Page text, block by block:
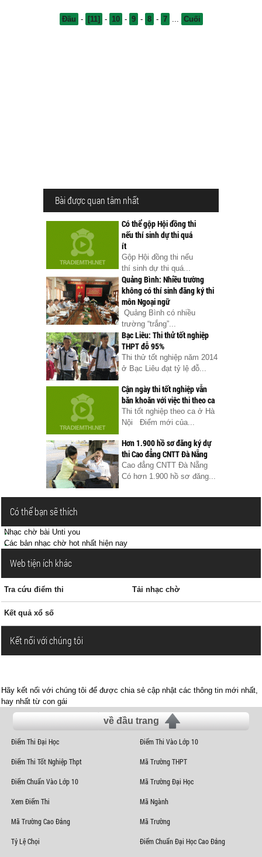
Đầu - [11] - 10 - 9 - 8 - 7 ... Cuối
Bài được quan tâm nhất
Có thể gộp Hội đồng thi
nếu thí sinh dự thi quá
ít
Gộp Hội đồng thi nếu
thí sinh dự thi quá...
Quảng Bình: Nhiều trường
không có thí sinh đăng ký thi
môn Ngoại ngữ
Quảng Bình có nhiều
trường “trắng”...
Bạc Liêu: Thi thử tốt nghiệp
THPT đỗ 95%
Thi thử tốt nghiệp năm 2014
ở Bạc Liêu đạt tỷ lệ đỗ...
Cận ngày thi tốt nghiệp vẫn
băn khoăn với việc thi theo ca
Thi tốt nghiệp theo ca ở Hà
Nội Điểm mới của...
Hơn 1.900 hồ sơ đăng ký dự
thi Cao đẳng CNTT Đà Nẵng
Cao đẳng CNTT Đà Nẵng
Có hơn 1.900 hồ sơ đăng...
Có thể bạn sẽ thích
Nhạc chờ bài Unti you
Các bản nhạc chờ hot nhất hiện nay
Web tiện ích khác
Tra cứu điểm thi Tải nhạc chờ
Kết quả xổ số
Kết nối với chúng tôi
Hãy kết nối với chúng tôi để được chia sẻ cập nhật các thông tin mới nhất,
hay nhất từ con gái
về đầu trang
Điểm Thi Đại Học Điểm Thi Vào Lớp 10
Điểm Thi Tốt Nghiệp Thpt Mã Trường THPT
Điểm Chuẩn Vào Lớp 10 Mã Trường Đại Học
Xem Điểm Thi Mã Ngành
Mã Trường Cao Đẳng Mã Trường
Tỷ Lệ Chọi Điểm Chuẩn Đại Học Cao Đẳng